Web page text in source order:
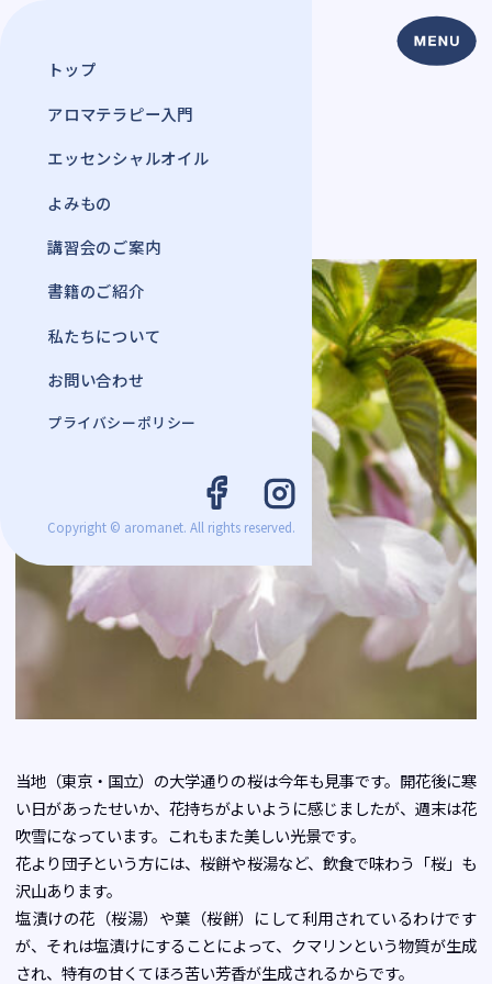
トップ
アロマテラピー入門
エッセンシャルオイル
よみもの
講習会のご案内
書籍のご紹介
私たちについて
お問い合わせ
プライバシーポリシー
Copyright © aromanet. All rights reserved.
2019年 4月 7日
当地（東京・国立）の大学通りの桜は今年も見事です。開花後に寒
い日があったせいか、花持ちがよいように感じましたが、週末は花
吹雪になっています。これもまた美しい光景です。
花より団子という方には、桜餅や桜湯など、飲食で味わう「桜」も
沢山あります。
塩漬けの花（桜湯）や葉（桜餅）にして利用されているわけです
が、それは塩漬けにすることによって、クマリンという物質が生成
され、特有の甘くてほろ苦い芳香が生成されるからです。